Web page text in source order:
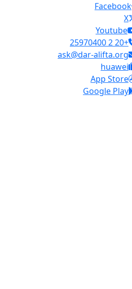
Facebook
X
Youtube
+20 2 25970400
ask@dar-alifta.org
huawei
App Store
Google Play